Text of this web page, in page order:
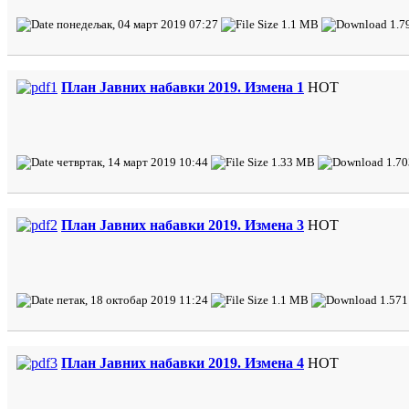
понедељак, 04 март 2019 07:27 1.1 MB
План Јавних набавки 2019. Измена 1 HOT
четвртак, 14 март 2019 10:44 1.33 MB
План Јавних набавки 2019. Измена 3 HOT
петак, 18 октобар 2019 11:24 1.1 MB 1.571
План Јавних набавки 2019. Измена 4 HOT